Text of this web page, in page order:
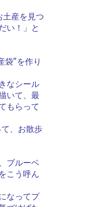
土産を見つ
い！」と
袋”を作り
なシール
いて、最
もらって
、お散歩
ブルーベ
こう呼ん
なってプ